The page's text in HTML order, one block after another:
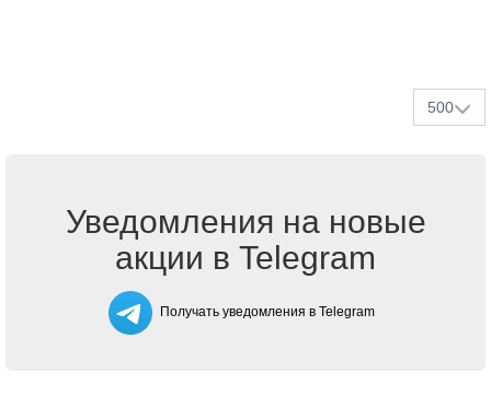
500
Уведомления на новые
акции в Telegram
Получать уведомления в Telegram